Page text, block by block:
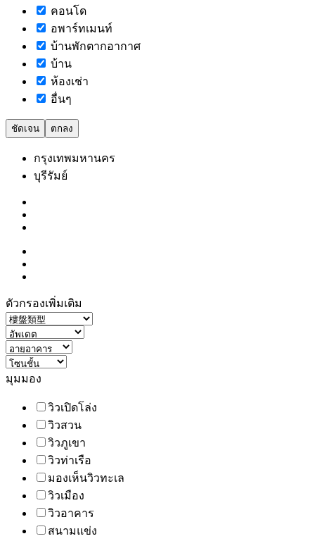
คอนโด
อพาร์ทเมนท์
บ้านพักตากอากาศ
บ้าน
ห้องเช่า
อื่นๆ
ชัดเจน ตกลง
กรุงเทพมหานคร
บุรีรัมย์
ตัวกรองเพิ่มเติม
มุมมอง
วิวเปิดโล่ง
วิวสวน
วิวภูเขา
วิวท่าเรือ
มองเห็นวิวทะเล
วิวเมือง
วิวอาคาร
สนามแข่ง